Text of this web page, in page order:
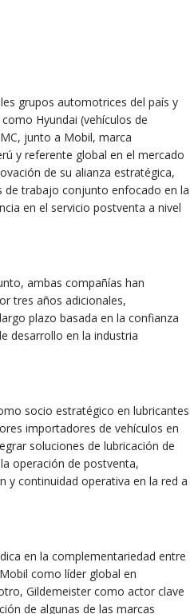
grupos automotrices del país y
Hyundai (vehículos de
junto a Mobil, marca
y referente global en el mercado
de su alianza estratégica,
de trabajo conjunto enfocado en la
en el servicio postventa a nivel
ambas compañías han
tres años adicionales,
plazo basada en la confianza
desarrollo en la industria
socio estratégico en lubricantes
importadores de vehículos en
soluciones de lubricación de
operación de postventa,
y continuidad operativa en la red a
en la complementariedad entre
como líder global en
Gildemeister como actor clave
de algunas de las marcas